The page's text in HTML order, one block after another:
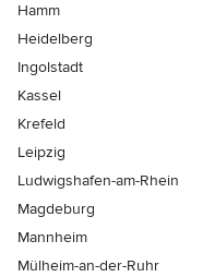
Hamm
Heidelberg
Ingolstadt
Kassel
Krefeld
Leipzig
Ludwigshafen-am-Rhein
Magdeburg
Mannheim
Mülheim-an-der-Ruhr